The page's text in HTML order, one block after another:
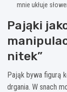
mnie ukłuje
Pająki
nitek”
Pająk bywa figurą
drgania. W snach